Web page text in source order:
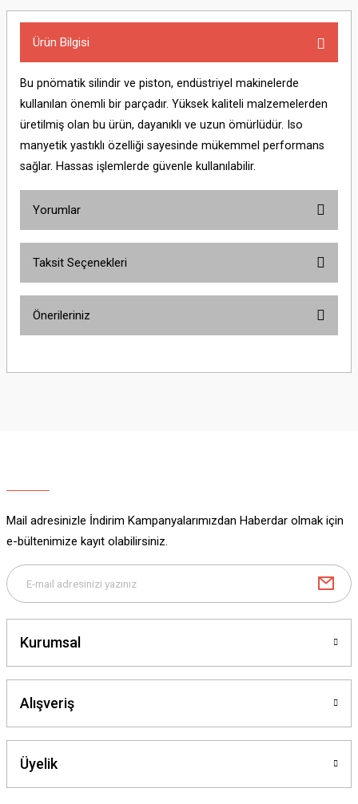
Ürün Bilgisi
Bu pnömatik silindir ve piston, endüstriyel makinelerde
kullanılan önemli bir parçadır. Yüksek kaliteli malzemelerden
üretilmiş olan bu ürün, dayanıklı ve uzun ömürlüdür. Iso
manyetik yastıklı özelliği sayesinde mükemmel performans
sağlar. Hassas işlemlerde güvenle kullanılabilir.
Yorumlar
Taksit Seçenekleri
Önerileriniz
yetersiz gördüğünüz noktaları öneri formunu kullanarak tarafımıza
Bu ürüne benzer farklı alternatifler olmalı.
Mail adresinizle İndirim Kampanyalarımızdan Haberdar olmak için
e-bültenimize kayıt olabilirsiniz.
Kurumsal
Alışveriş
Üyelik